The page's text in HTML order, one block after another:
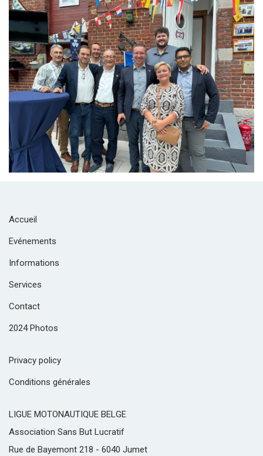
ARMCHAIR
Accueil
Evénements
Informations
Services
Contact
2024 Photos
Privacy policy
Conditions générales
LIGUE MOTONAUTIQUE BELGE
Association Sans But Lucratif
Rue de Bayemont 218 - 6040 Jumet